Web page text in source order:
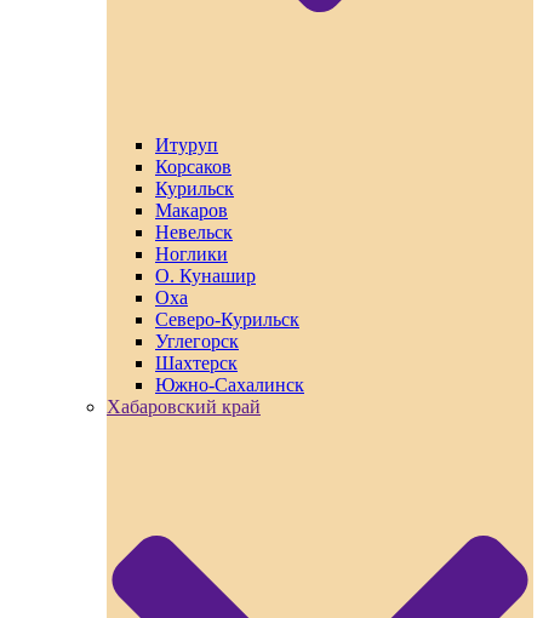
Итуруп
Корсаков
Курильск
Макаров
Невельск
Ноглики
О. Кунашир
Оха
Северо-Курильск
Углегорск
Шахтерск
Южно-Сахалинск
Хабаровский край